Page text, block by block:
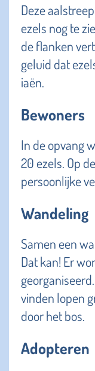
Deze
ezels nog te
de flanken
geluid dat
iaën.
Bewoners
In de opvang
20 ezels. Op de
persoonlijke
Wandeling
Samen een
Dat kan! Er
vinden lopen
door het bos.
Adopteren